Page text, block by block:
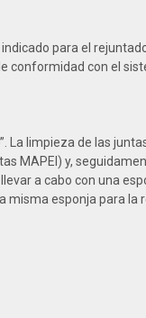
para el
con el
La limpieza de las
MAPEI) y,
a cabo con una
esponja para la